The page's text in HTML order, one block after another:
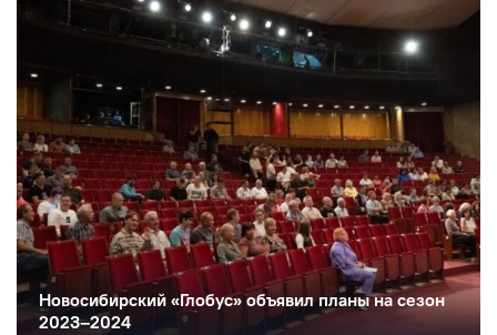
Новосибирский «Глобус» объявил планы на сезон
2023–2024